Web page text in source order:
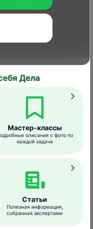
11
нектаром,
личинки –
культур.
– клен,
хмель
малина
Дела
Мастер-классы
описания с фото по
каждой задаче
Статьи
Полезная информация,
собранная экспертами